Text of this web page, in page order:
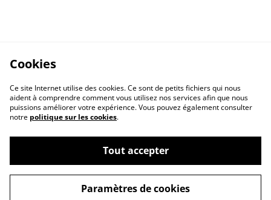
Contactez-nous
Politique de
Politique de cookies
Cookies
Ce site Internet utilise des cookies. Ce sont de petits fichiers qui nous
aident à comprendre comment vous utilisez nos services afin que nous
puissions améliorer votre expérience. Vous pouvez également consulter
notre politique sur les cookies.
Tout accepter
Paramètres de cookies